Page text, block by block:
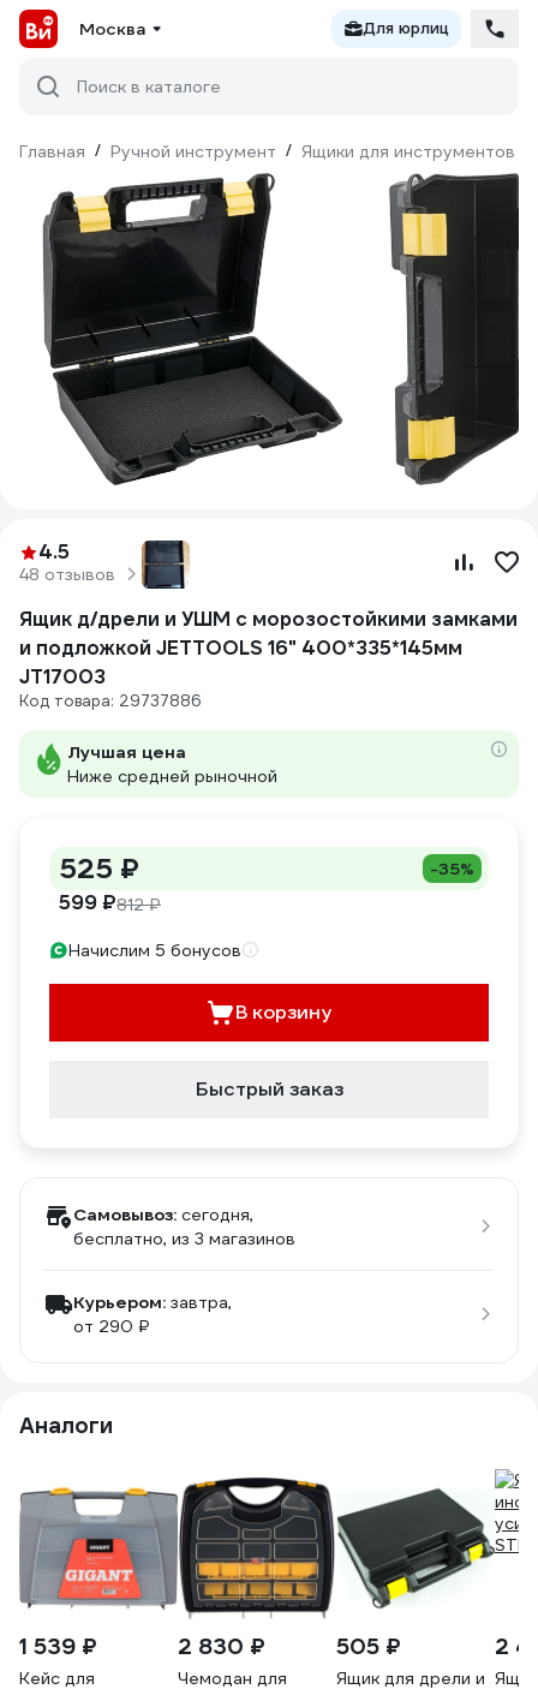
Москва Для юрлиц
Поиск в каталоге
Главная / Ручной инструмент / Ящики для инструментов
4.5
48 отзывов
Ящик д/дрели и УШМ с морозостойкими замками
и подложкой JETTOOLS 16" 400*335*145мм
JT17003
Код товара: 29737886
Лучшая цена
Ниже средней рыночной
525 ₽ -35%
599 ₽812 ₽
Начислим 5 бонусов
В корзину
Быстрый заказ
Самовывоз: сегодня,
бесплатно, из 3 магазинов
Курьером: завтра,
от 290 ₽
Аналоги
1 539 ₽
Кейс для
2 830 ₽
Чемодан для
505 ₽
Ящик для дрели и
2